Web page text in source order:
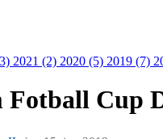
2021 (2) 2020 (5) 2019 (7)
Fotball Cup